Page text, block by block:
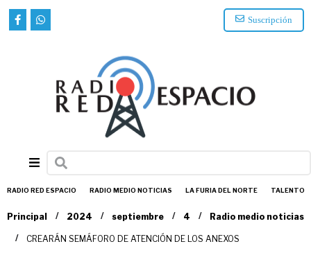
Suscripción
RADIO RED ESPACIO RADIO MEDIO NOTICIAS LA FURIA DEL NORTE TALENTO
Principal / 2024 / septiembre / 4 / Radio medio noticias
/ CREARÁN SEMÁFORO DE ATENCIÓN DE LOS ANEXOS